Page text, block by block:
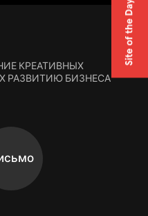
КРЕАТИВНЫХ
РАЗВИТИЮ БИЗНЕСА